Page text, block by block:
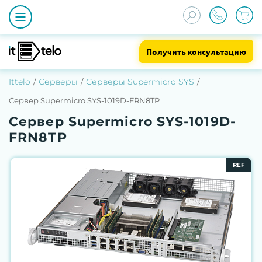
Получить консультацию
Ittelo Серверы Серверы Supermicro SYS
Сервер Supermicro SYS-1019D-FRN8TP
Сервер Supermicro SYS-1019D-
FRN8TP
REF